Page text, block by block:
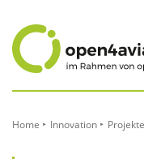
Inhalt
Home Innovation Projekte